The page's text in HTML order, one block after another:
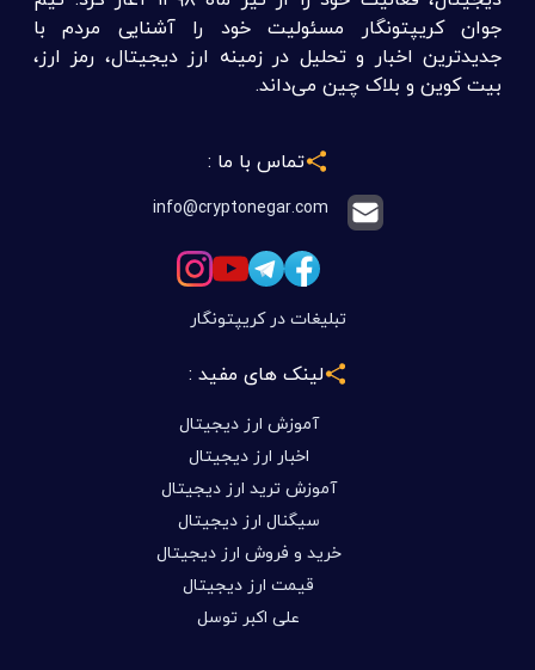
جوان کریپتونگار مسئولیت خود را آشنایی مردم با
جدیدترین اخبار و تحلیل در زمینه ارز دیجیتال، رمز ارز،
بیت کوین و بلاک چین می‌داند.
تماس با ما :
info@cryptonegar.com
تبلیغات در کریپتونگار
لینک های مفید :
آموزش ارز دیجیتال
اخبار ارز دیجیتال
آموزش ترید ارز دیجیتال
سیگنال ارز دیجیتال
خرید و فروش ارز دیجیتال
قیمت ارز دیجیتال
علی اکبر توسل